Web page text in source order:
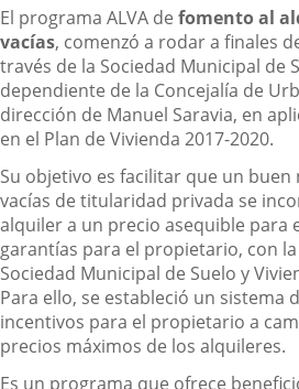
Descripción
El programa ALVA de fomento al
vacías, comenzó a rodar a finales
través de la Sociedad Municipal de
dependiente de la Concejalía de
dirección de Manuel Saravia, en
en el Plan de Vivienda 2017-2020.
Su objetivo es facilitar que un
vacías de titularidad privada se
alquiler a un precio asequible para
garantías para el propietario, con
Sociedad Municipal de Suelo y
Para ello, se estableció un sistema
incentivos para el propietario a
precios máximos de los alquileres.
Es un programa que ofrece